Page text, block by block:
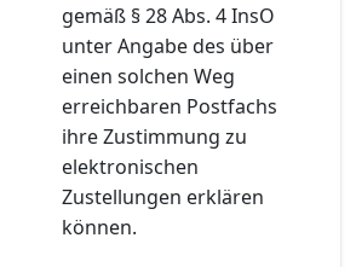
gemäß § 28 Abs. 4 InsO
unter Angabe des über
einen solchen Weg
erreichbaren Postfachs
ihre Zustimmung zu
elektronischen
Zustellungen erklären
können.